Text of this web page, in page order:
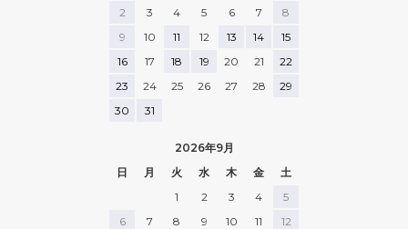
#pupo9thアンバサダー#日本製
2
3 4 5 6 7
8
9
10 11 12 13 14
15
16
17 18 19 20 21
22
23
24 25 26 27 28
29
30
31
2026年9月
日
月 火 水 木 金
土
1
2 3 4
5
6
7 8 9 10 11
12